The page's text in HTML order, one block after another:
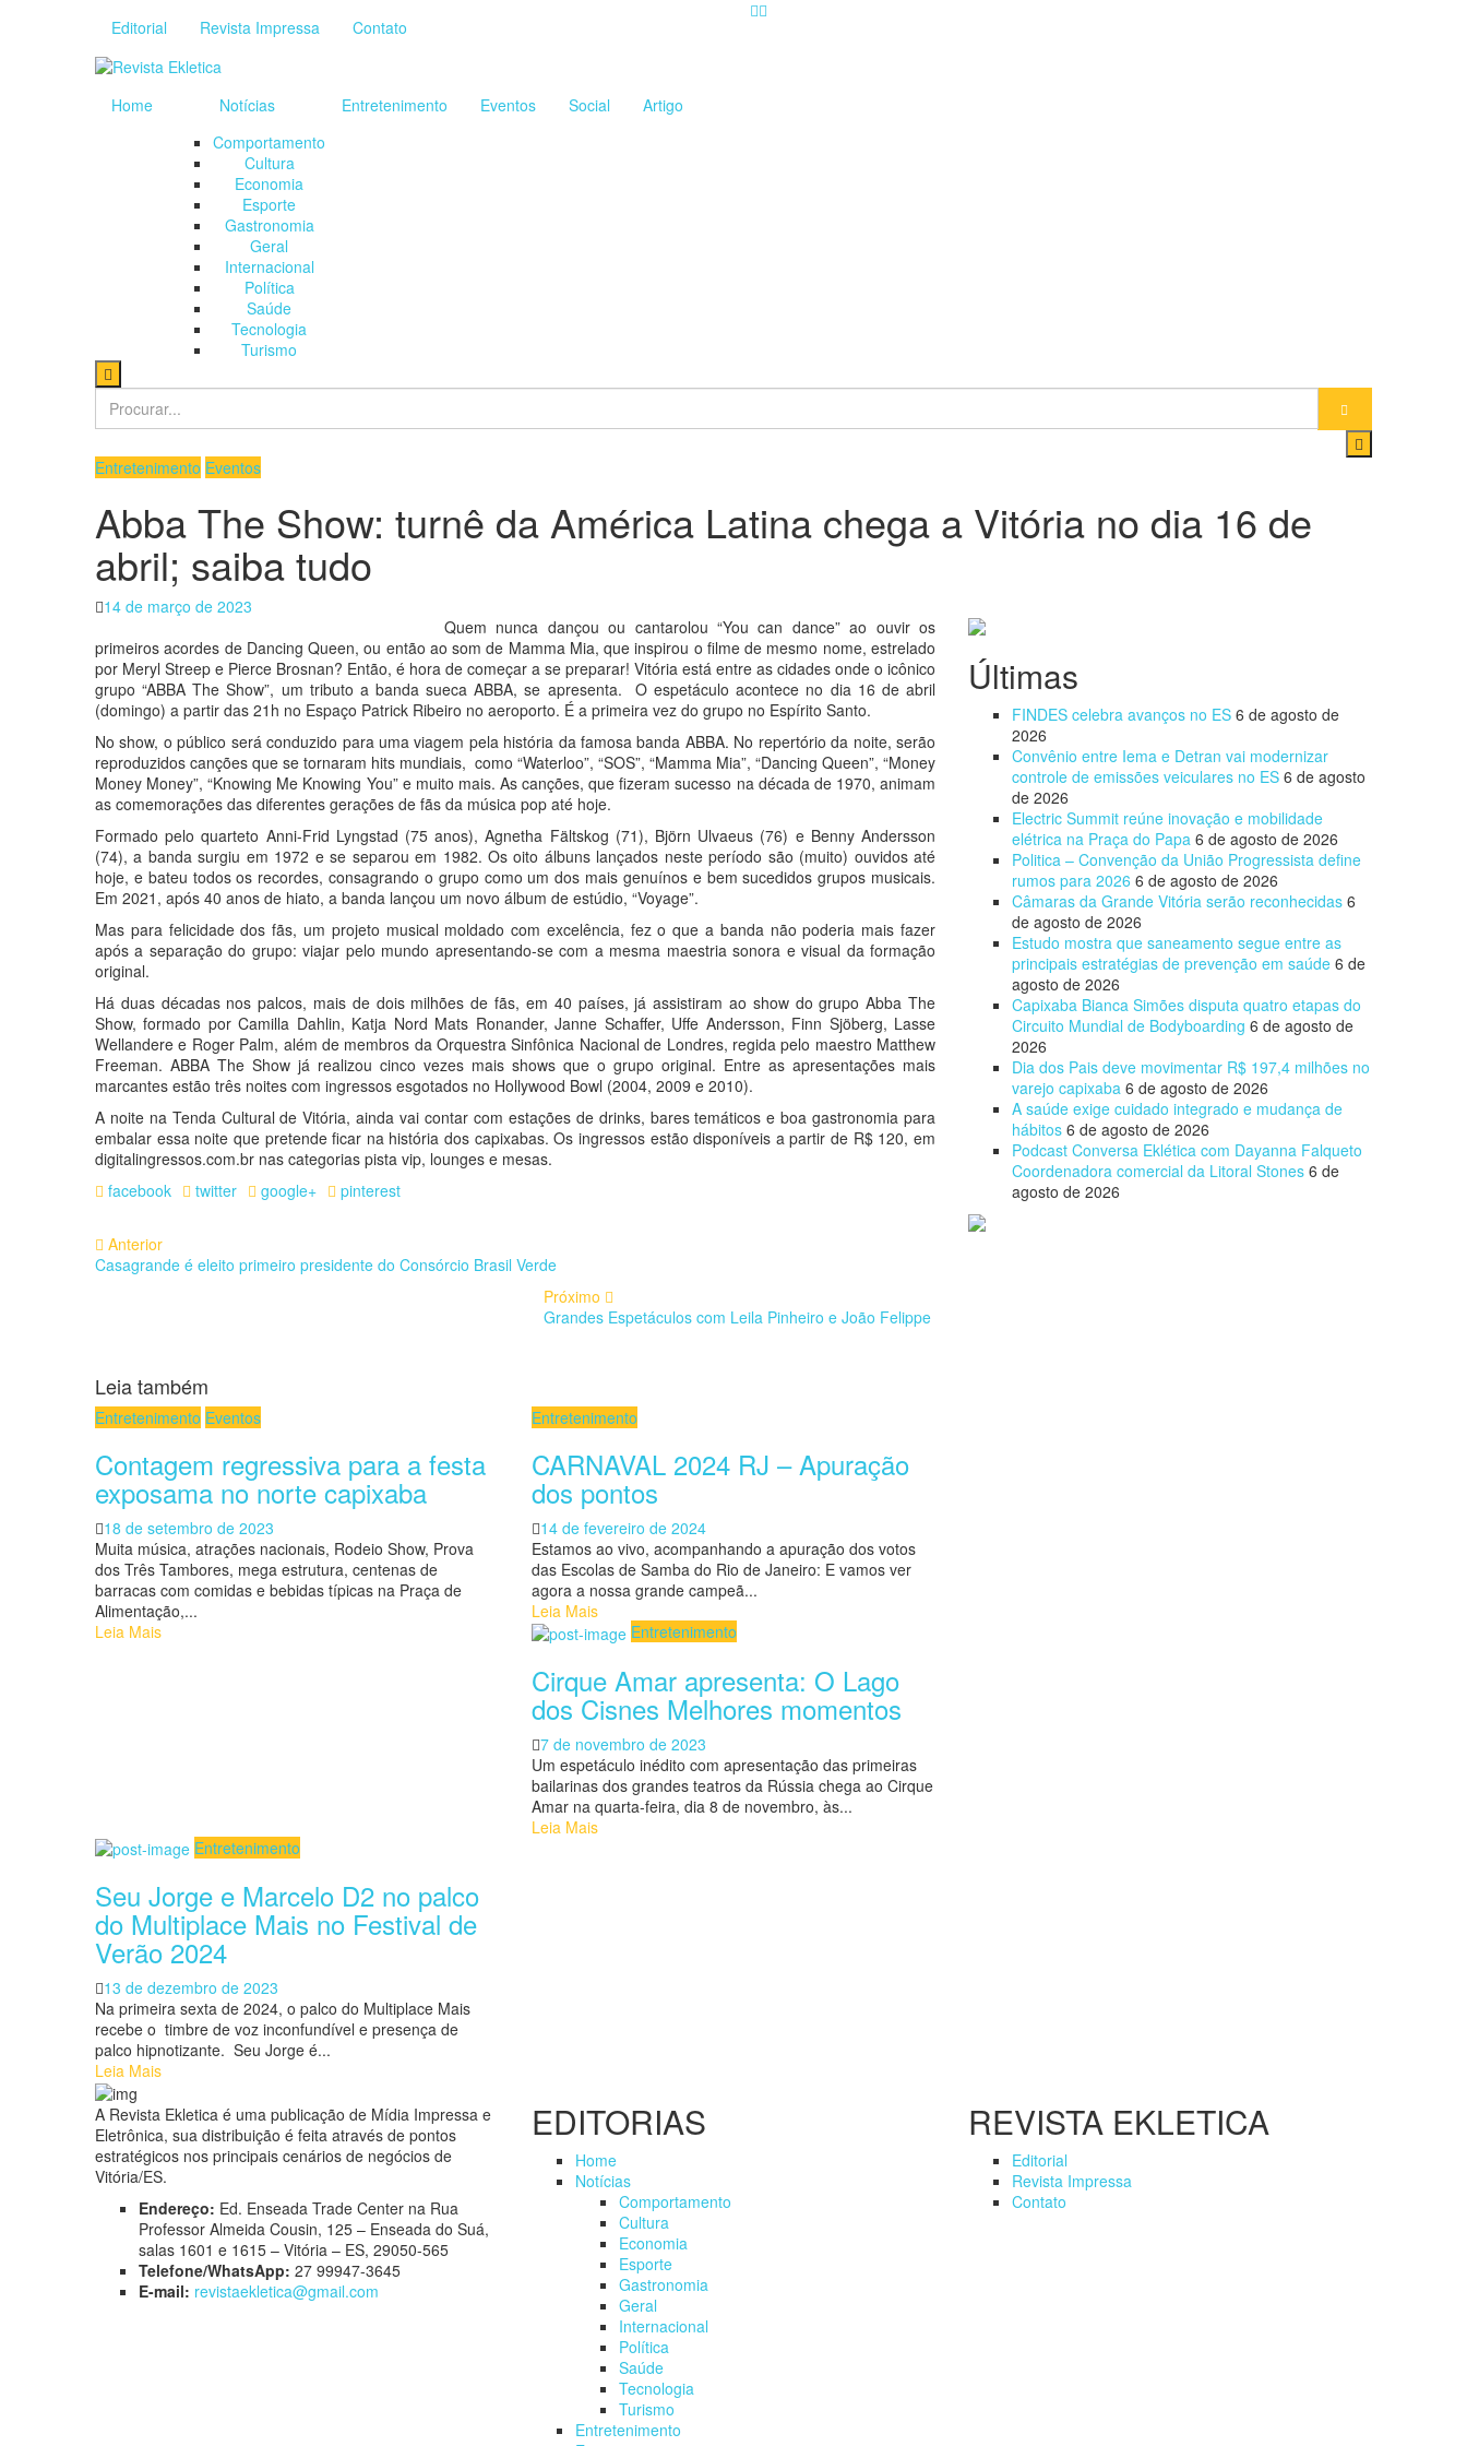
Editorial Revista Impressa Contato
Home
Notícias
Comportamento
Cultura
Economia
Esporte
Gastronomia
Geral
Internacional
Política
Saúde
Tecnologia
Turismo
Entretenimento Eventos Social Artigo
Entretenimento Eventos
Abba The Show: turnê da América Latina chega a Vitória no dia 16 de
abril; saiba tudo
Posted
14 de março de 2023
Quem nunca dançou ou cantarolou “You can dance” ao ouvir os
primeiros acordes de Dancing Queen, ou então ao som de Mamma Mia, que inspirou o filme de mesmo nome, estrelado
por Meryl Streep e Pierce Brosnan? Então, é hora de começar a se preparar! Vitória está entre as cidades onde o icônico
grupo “ABBA The Show”, um tributo a banda sueca ABBA, se apresenta. O espetáculo acontece no dia 16 de abril
(domingo) a partir das 21h no Espaço Patrick Ribeiro no aeroporto. É a primeira vez do grupo no Espírito Santo.
No show, o público será conduzido para uma viagem pela história da famosa banda ABBA. No repertório da noite, serão
reproduzidos canções que se tornaram hits mundiais, como “Waterloo”, “SOS”, “Mamma Mia”, “Dancing Queen”, “Money
Money Money”, “Knowing Me Knowing You” e muito mais. As canções, que fizeram sucesso na década de 1970, animam
as comemorações das diferentes gerações de fãs da música pop até hoje.
Formado pelo quarteto Anni-Frid Lyngstad (75 anos), Agnetha Fältskog (71), Björn Ulvaeus (76) e Benny Andersson
(74), a banda surgiu em 1972 e se separou em 1982. Os oito álbuns lançados neste período são (muito) ouvidos até
hoje, e bateu todos os recordes, consagrando o grupo como um dos mais genuínos e bem sucedidos grupos musicais.
Em 2021, após 40 anos de hiato, a banda lançou um novo álbum de estúdio, “Voyage”.
Mas para felicidade dos fãs, um projeto musical moldado com excelência, fez o que a banda não poderia mais fazer
após a separação do grupo: viajar pelo mundo apresentando-se com a mesma maestria sonora e visual da formação
original.
Há duas décadas nos palcos, mais de dois milhões de fãs, em 40 países, já assistiram ao show do grupo Abba The
Show, formado por Camilla Dahlin, Katja Nord Mats Ronander, Janne Schaffer, Uffe Andersson, Finn Sjöberg, Lasse
Wellandere e Roger Palm, além de membros da Orquestra Sinfônica Nacional de Londres, regida pelo maestro Matthew
Freeman. ABBA The Show já realizou cinco vezes mais shows que o grupo original. Entre as apresentações mais
marcantes estão três noites com ingressos esgotados no Hollywood Bowl (2004, 2009 e 2010).
A noite na Tenda Cultural de Vitória, ainda vai contar com estações de drinks, bares temáticos e boa gastronomia para
embalar essa noite que pretende ficar na história dos capixabas. Os ingressos estão disponíveis a partir de R$ 120, em
digitalingressos.com.br nas categorias pista vip, lounges e mesas.
facebook
twitter google+ pinterest
Anterior
Casagrande é eleito primeiro presidente do Consórcio Brasil Verde
Próximo
Grandes Espetáculos com Leila Pinheiro e João Felippe
Leia também
Entretenimento Eventos
Contagem regressiva para a festa
exposama no norte capixaba
Posted
on
18 de setembro de 2023
Muita música, atrações nacionais, Rodeio Show, Prova
dos Três Tambores, mega estrutura, centenas de
barracas com comidas e bebidas típicas na Praça de
Alimentação,...
Leia Mais
Entretenimento
CARNAVAL 2024 RJ – Apuração
dos pontos
Posted
on
14 de fevereiro de 2024
Estamos ao vivo, acompanhando a apuração dos votos
das Escolas de Samba do Rio de Janeiro: E vamos ver
agora a nossa grande campeã...
Leia Mais
Entretenimento
Cirque Amar apresenta: O Lago
dos Cisnes Melhores momentos
Posted
on
7 de novembro de 2023
Um espetáculo inédito com apresentação das primeiras
bailarinas dos grandes teatros da Rússia chega ao Cirque
Amar na quarta-feira, dia 8 de novembro, às...
Leia Mais
Entretenimento
Seu Jorge e Marcelo D2 no palco
do Multiplace Mais no Festival de
Verão 2024
Posted
on
13 de dezembro de 2023
Na primeira sexta de 2024, o palco do Multiplace Mais
recebe o timbre de voz inconfundível e presença de
palco hipnotizante. Seu Jorge é...
Leia Mais
Últimas
FINDES celebra avanços no ES 6 de agosto de
2026
Convênio entre Iema e Detran vai modernizar
controle de emissões veiculares no ES 6 de agosto
de 2026
Electric Summit reúne inovação e mobilidade
elétrica na Praça do Papa 6 de agosto de 2026
Politica – Convenção da União Progressista define
rumos para 2026 6 de agosto de 2026
Câmaras da Grande Vitória serão reconhecidas 6
de agosto de 2026
Estudo mostra que saneamento segue entre as
principais estratégias de prevenção em saúde 6 de
agosto de 2026
Capixaba Bianca Simões disputa quatro etapas do
Circuito Mundial de Bodyboarding 6 de agosto de
2026
Dia dos Pais deve movimentar R$ 197,4 milhões no
varejo capixaba 6 de agosto de 2026
A saúde exige cuidado integrado e mudança de
hábitos 6 de agosto de 2026
Podcast Conversa Eklética com Dayanna Falqueto
Coordenadora comercial da Litoral Stones 6 de
agosto de 2026
A Revista Ekletica é uma publicação de Mídia Impressa e
Eletrônica, sua distribuição é feita através de pontos
estratégicos nos principais cenários de negócios de
Vitória/ES.
Endereço: Ed. Enseada Trade Center na Rua
Professor Almeida Cousin, 125 – Enseada do Suá,
salas 1601 e 1615 – Vitória – ES, 29050-565
Telefone/WhatsApp: 27 99947-3645
E-mail: revistaekletica@gmail.com
EDITORIAS
Home
Notícias
Comportamento
Cultura
Economia
Esporte
Gastronomia
Geral
Internacional
Política
Saúde
Tecnologia
Turismo
Entretenimento
REVISTA EKLETICA
Editorial
Revista Impressa
Contato